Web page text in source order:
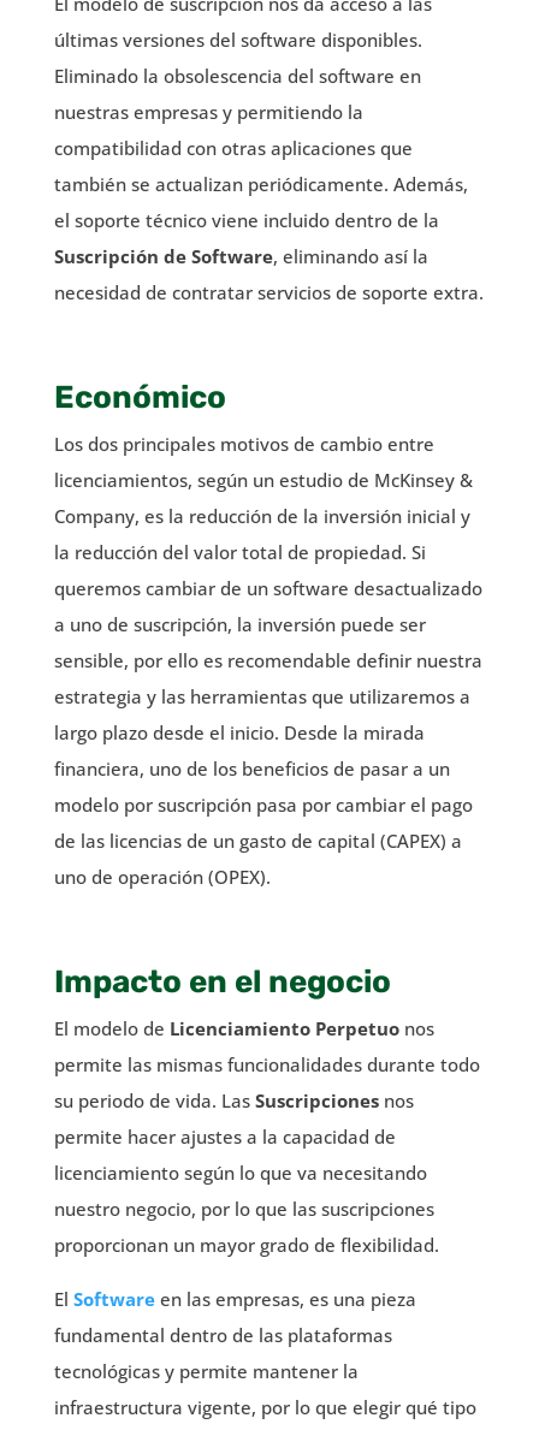
últimas versiones del software disponibles.
Eliminado la obsolescencia del software en
nuestras empresas y permitiendo la
compatibilidad con otras aplicaciones que
también se actualizan periódicamente. Además,
el soporte técnico viene incluido dentro de la
Suscripción de Software, eliminando así la
necesidad de contratar servicios de soporte extra.
Económico
Los dos principales motivos de cambio entre
licenciamientos, según un estudio de McKinsey &
Company, es la reducción de la inversión inicial y
la reducción del valor total de propiedad. Si
queremos cambiar de un software desactualizado
a uno de suscripción, la inversión puede ser
sensible, por ello es recomendable definir nuestra
estrategia y las herramientas que utilizaremos a
largo plazo desde el inicio. Desde la mirada
financiera, uno de los beneficios de pasar a un
modelo por suscripción pasa por cambiar el pago
de las licencias de un gasto de capital (CAPEX) a
uno de operación (OPEX).
Impacto en el negocio
El modelo de Licenciamiento Perpetuo nos
permite las mismas funcionalidades durante todo
su periodo de vida. Las Suscripciones nos
permite hacer ajustes a la capacidad de
licenciamiento según lo que va necesitando
nuestro negocio, por lo que las suscripciones
proporcionan un mayor grado de flexibilidad.
El Softwareen las empresas, es una pieza
fundamental dentro de las plataformas
tecnológicas y permite mantener la
infraestructura vigente, por lo que elegir qué tipo